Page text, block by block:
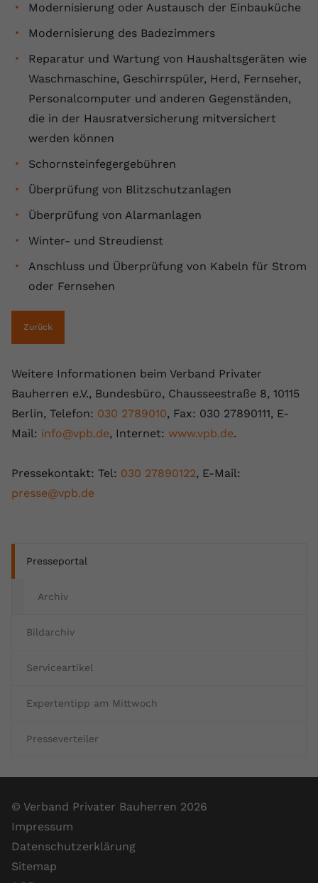
Presseportal
Archiv
Bildarchiv
Serviceartikel
Expertentipp am Mittwoch
Presseverteiler
Modernisierung oder Austausch der Einbauküche
Modernisierung des Badezimmers
Reparatur und Wartung von Haushaltsgeräten wie
Waschmaschine, Geschirrspüler, Herd, Fernseher,
Personalcomputer und anderen Gegenständen,
die in der Hausratversicherung mitversichert
werden können
Schornsteinfegergebühren
Überprüfung von Blitzschutzanlagen
Überprüfung von Alarmanlagen
Winter- und Streudienst
Anschluss und Überprüfung von Kabeln für Strom
oder Fernsehen
Zurück
Weitere Informationen beim Verband Privater
Bauherren e.V., Bundesbüro, Chausseestraße 8, 10115
Berlin, Telefon: 030 2789010, Fax: 030 27890111, E-
Mail: info@vpb.de, Internet: www.vpb.de.
Pressekontakt: Tel: 030 27890122, E-Mail:
presse@vpb.de
© Verband Privater Bauherren 2026
Impressum
Datenschutzerklärung
Sitemap